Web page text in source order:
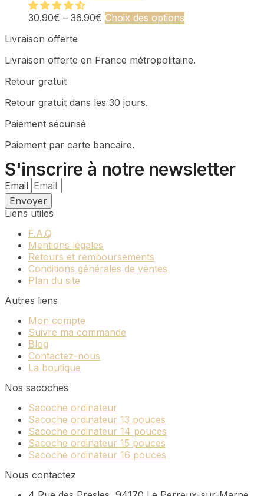
être
page
30.90€ – 36.90€ Choix des options
variations.
du
Livraison offerte
Livraison offerte en France métropolitaine.
Retour gratuit
Retour gratuit dans les 30 jours.
Paiement sécurisé
Paiement par carte bancaire.
S'inscrire à notre newsletter
Email
Envoyer
Liens utiles
F.A.Q
Mentions légales
Retours et remboursements
Conditions générales de ventes
Plan du site
Autres liens
Mon compte
Suivre ma commande
Blog
Contactez-nous
La boutique
Nos sacoches
Sacoche ordinateur
Sacoche ordinateur 13 pouces
Sacoche ordinateur 14 pouces
Sacoche ordinateur 15 pouces
Sacoche ordinateur 16 pouces
Nous contactez